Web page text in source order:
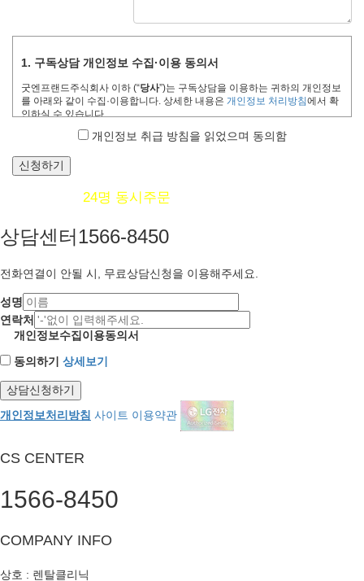
1. 구독상담 개인정보 수집·이용 동의서
굿엔프랜드주식회사 이하 (“당사”)는 구독상담을 이용하는 귀하의 개인정보
를 아래와 같이 수집·이용합니다 상세한 내용은 개인정보 처리방침에서 확
인하실 수 있습니다
이름,연락처
상담 진행
보존할 필요가 있
서 정한 바에 따라
귀하는 위 정보에 대한 수집
에 동의하지 않을 경우 구독상담이 제한될 수 있습니다
개인정보 취급 방침을 읽었으며 동의함
신청하기
24명 동시주문
상담센터1566-8450
전화연결이 안될 시, 무료상담신청을 이용해주세요.
성명
연락처
개인정보수집이용동의서
동의하기 상세보기
개인정보처리방침 사이트 이용약관
CS CENTER
1566-8450
COMPANY INFO
상호 : 렌탈클리닉